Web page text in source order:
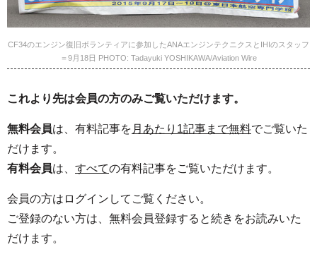
CF34のエンジン復旧ボランティアに参加したANAエンジンテクニクスとIHIのスタッフ
＝9月18日 PHOTO: Tadayuki YOSHIKAWA/Aviation Wire
これより先は会員の方のみご覧いただけます。
無料会員は、有料記事を 月あたり1記事まで無料でご覧いた
だけます。
有料会員は、 すべての有料記事をご覧いただけます。
会員の方はログインしてご覧ください。
ご登録のない方は、無料会員登録すると続きをお読みいた
だけます。